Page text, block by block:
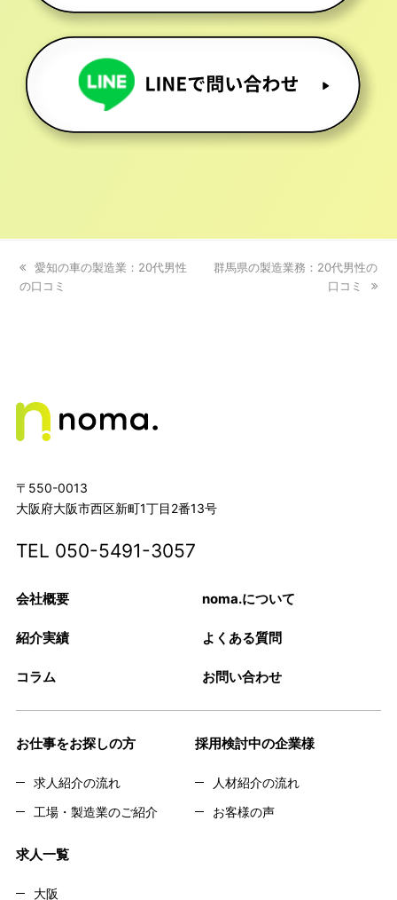
previous
post:
愛知の車の製造業：20代男性
の口コミ
next
群馬県の製造業務：20代男性の
口コミ
〒550-0013
大阪府大阪市西区新町1丁目2番13号
TEL 050-5491-3057
会社概要 noma.について
紹介実績 よくある質問
コラム お問い合わせ
お仕事をお探しの方
求人紹介の流れ
工場・製造業のご紹介
採用検討中の企業様
人材紹介の流れ
お客様の声
求人一覧
大阪